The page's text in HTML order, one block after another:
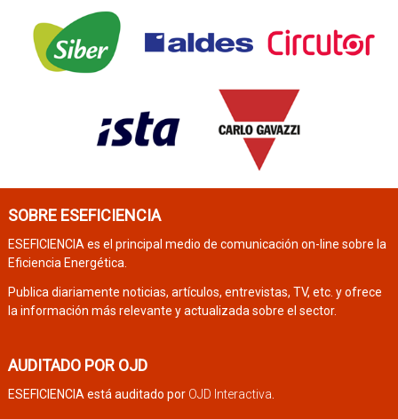
SOBRE ESEFICIENCIA
ESEFICIENCIA es el principal medio de comunicación on-line sobre la
Eficiencia Energética.
Publica diariamente noticias, artículos, entrevistas, TV, etc. y ofrece
la información más relevante y actualizada sobre el sector.
AUDITADO POR OJD
ESEFICIENCIA está auditado por OJD Interactiva